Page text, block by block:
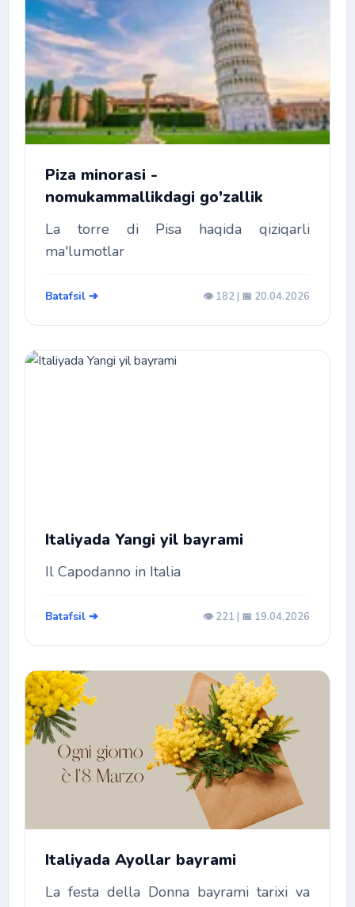
Piza minorasi -
nomukammallikdagi go'zallik
La torre di Pisa haqida qiziqarli
ma'lumotlar
Batafsil ➔ 👁️ 182 | 📅 20.04.2026
Italiyada Yangi yil bayrami
Il Capodanno in Italia
Batafsil ➔ 👁️ 221 | 📅 19.04.2026
Italiyada Ayollar bayrami
La festa della Donna bayrami tarixi va